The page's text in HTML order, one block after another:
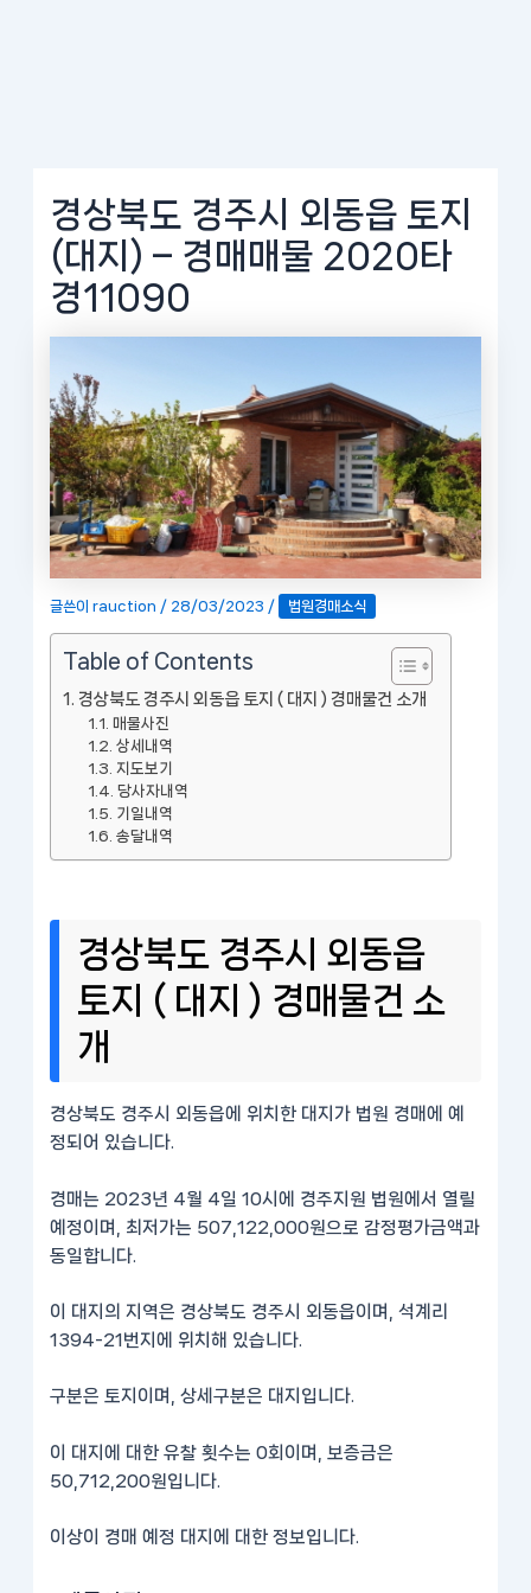
경상북도 경주시 외동읍 토지
(대지) – 경매매물 2020타
경11090
글쓴이rauction / 28/03/2023 / 법원경매소식
Table of Contents
경상북도 경주시 외동읍 토지 ( 대지 ) 경매물건 소개
매물사진
상세내역
지도보기
당사자내역
기일내역
송달내역
경상북도 경주시 외동읍
토지 ( 대지 ) 경매물건 소
개
경상북도 경주시 외동읍에 위치한 대지가 법원 경매에 예
정되어 있습니다.
경매는 2023년 4월 4일 10시에 경주지원 법원에서 열릴
예정이며, 최저가는 507,122,000원으로 감정평가금액과
동일합니다.
이 대지의 지역은 경상북도 경주시 외동읍이며, 석계리
1394-21번지에 위치해 있습니다.
구분은 토지이며, 상세구분은 대지입니다.
이 대지에 대한 유찰 횟수는 0회이며, 보증금은
50,712,200원입니다.
이상이 경매 예정 대지에 대한 정보입니다.